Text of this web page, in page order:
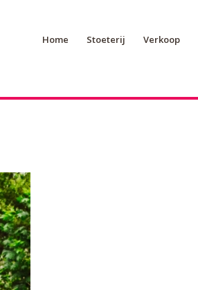
Home Stoeterij Verkoop